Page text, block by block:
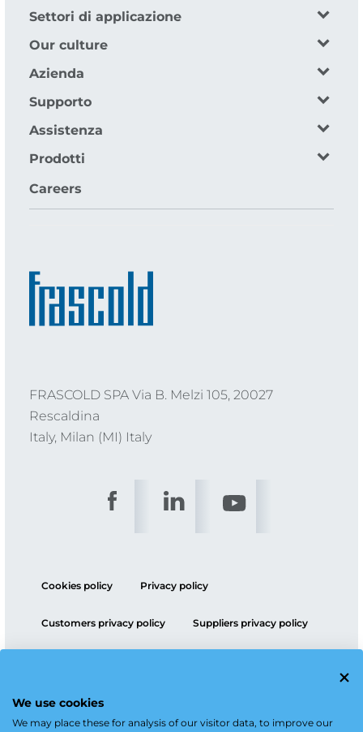
We use cookies
We may place these for analysis of our visitor data, to improve our
Settori di applicazione
Our culture
Azienda
Supporto
Assistenza
Prodotti
Careers
FRASCOLD SPA Via B. Melzi 105, 20027
Rescaldina
Italy, Milan (MI) Italy
Cookies policy Privacy policy
Customers privacy policy Suppliers privacy policy